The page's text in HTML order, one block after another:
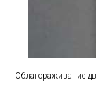
Облагораживание